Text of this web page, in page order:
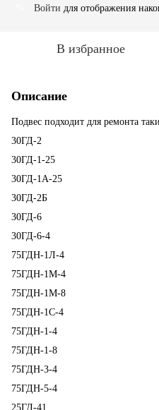
Войти для отображения
В избранное
Описание
Подвес подходит для ремонта
30ГД-2
30ГД-1-25
30ГД-1А-25
30ГД-2Б
30ГД-6
30ГД-6-4
75ГДН-1Л-4
75ГДН-1М-4
75ГДН-1М-8
75ГДН-1С-4
75ГДН-1-4
75ГДН-1-8
75ГДН-3-4
75ГДН-5-4
25ГД-41